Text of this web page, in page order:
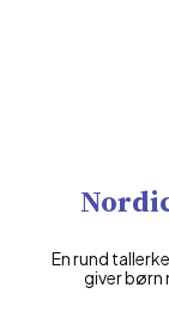
En rund
giver børn